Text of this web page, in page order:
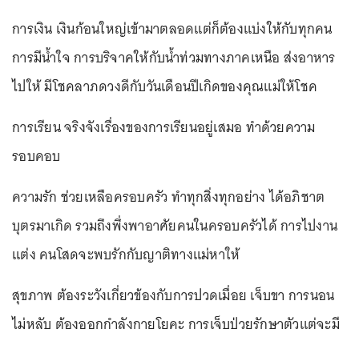
การเงิน เงินก้อนใหญ่เข้ามาตลอดแต่ก็ต้องแบ่งให้กับทุกคน
การมีน้ำใจ การบริจาคให้กับน้ำท่วมทางภาคเหนือ ส่งอาหาร
ไปให้ มีโชคลาภดวงดีกับวันเดือนปีเกิดของคุณแม่ให้โชค
การเรียน จริงจังเรื่องของการเรียนอยู่เสมอ ทำด้วยความ
รอบคอบ
ความรัก ช่วยเหลือครอบครัว ทำทุกสิ่งทุกอย่าง ได้อภิชาต
บุตรมาเกิด รวมถึงพึ่งพาอาศัยคนในครอบครัวได้ การไปงาน
แต่ง คนโสดจะพบรักกับญาติทางแม่หาให้
สุขภาพ ต้องระวังเกี่ยวข้องกับการปวดเมื่อย เจ็บขา การนอน
ไม่หลับ ต้องออกกำลังกายโยคะ การเจ็บป่วยรักษาตัวแต่จะมี